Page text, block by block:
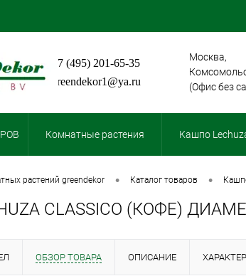
+7 (495) 201-65-35
greendekor1@ya.ru
Москва,
(Офис без
Комнатные растения Кашпо
растений greendekor • каталог товаров •
CLASSICO (КОФЕ)
ОБЗОР ТОВАРА ОПИСАНИЕ